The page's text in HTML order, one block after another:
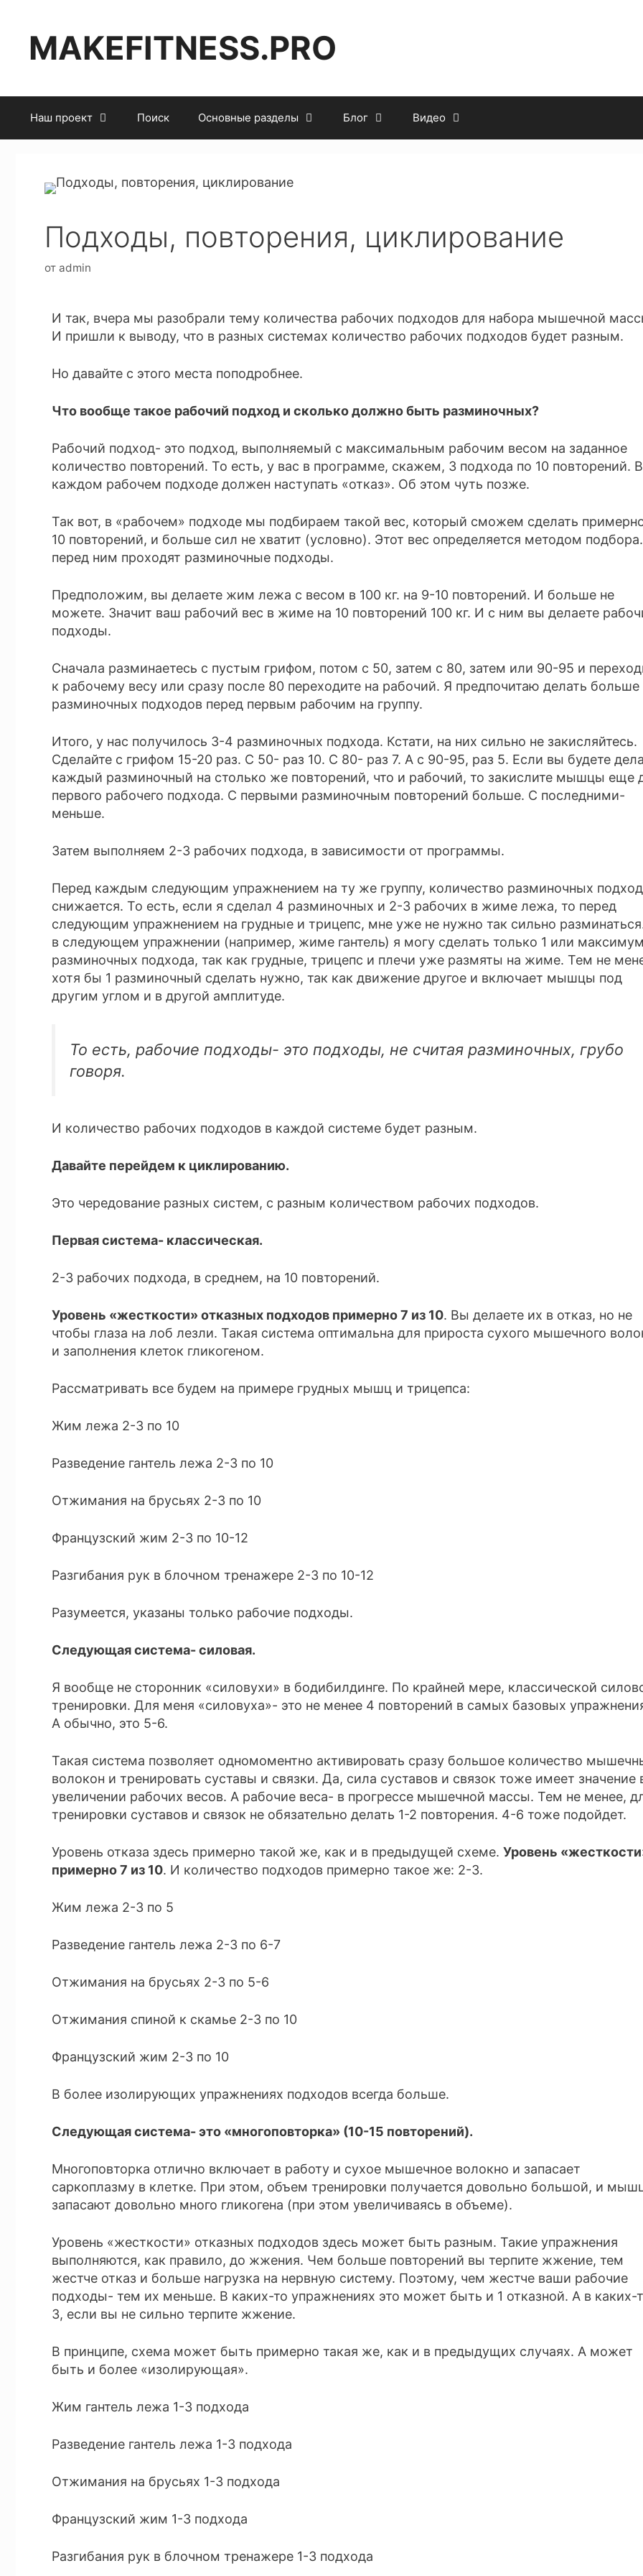
MAKEFITNESS.PRO
Наш проект Поиск Основные разделы Блог Видео
Подходы, повторения, циклирование
от admin
И так, вчера мы разобрали тему количества рабочих подходов для набора мышечной
И пришли к выводу, что в разных системах количество рабочих подходов будет разным.
Но давайте с этого места поподробнее.
Что вообще такое рабочий подход и сколько должно быть разминочных?
Рабочий подход- это подход, выполняемый с максимальным рабочим весом на заданное
количество повторений. То есть, у вас в программе, скажем, 3 подхода по 10 повторений. В
каждом рабочем подходе должен наступать «отказ». Об этом чуть позже.
Так вот, в «рабочем» подходе мы подбираем такой вес, который сможем сделать
10 повторений, и больше сил не хватит (условно). Этот вес определяется методом
перед ним проходят разминочные подходы.
Предположим, вы делаете жим лежа с весом в 100 кг. на 9-10 повторений. И больше не
можете. Значит ваш рабочий вес в жиме на 10 повторений 100 кг. И с ним вы делаете
подходы.
Сначала разминаетесь с пустым грифом, потом с 50, затем с 80, затем или 90-95 и
к рабочему весу или сразу после 80 переходите на рабочий. Я предпочитаю делать больше
разминочных подходов перед первым рабочим на группу.
Итого, у нас получилось 3-4 разминочных подхода. Кстати, на них сильно не закисляйтесь.
Сделайте с грифом 15-20 раз. С 50- раз 10. С 80- раз 7. А с 90-95, раз 5. Если вы будете
каждый разминочный на столько же повторений, что и рабочий, то закислите мышцы еще
первого рабочего подхода. С первыми разминочным повторений больше. С последними-
меньше.
Затем выполняем 2-3 рабочих подхода, в зависимости от программы.
Перед каждым следующим упражнением на ту же группу, количество разминочных
снижается. То есть, если я сделал 4 разминочных и 2-3 рабочих в жиме лежа, то перед
следующим упражнением на грудные и трицепс, мне уже не нужно так сильно
в следующем упражнении (например, жиме гантель) я могу сделать только 1 или
разминочных подхода, так как грудные, трицепс и плечи уже размяты на жиме. Тем не
хотя бы 1 разминочный сделать нужно, так как движение другое и включает мышцы под
другим углом и в другой амплитуде.
То есть, рабочие подходы- это подходы, не считая разминочных, грубо
говоря.
И количество рабочих подходов в каждой системе будет разным.
Давайте перейдем к циклированию.
Это чередование разных систем, с разным количеством рабочих подходов.
Первая система- классическая.
2-3 рабочих подхода, в среднем, на 10 повторений.
Уровень «жесткости» отказных подходов примерно 7 из 10. Вы делаете их в отказ, но не
чтобы глаза на лоб лезли. Такая система оптимальна для прироста сухого мышечного
и заполнения клеток гликогеном.
Рассматривать все будем на примере грудных мышц и трицепса:
Жим лежа 2-3 по 10
Разведение гантель лежа 2-3 по 10
Отжимания на брусьях 2-3 по 10
Французский жим 2-3 по 10-12
Разгибания рук в блочном тренажере 2-3 по 10-12
Разумеется, указаны только рабочие подходы.
Следующая система- силовая.
Я вообще не сторонник «силовухи» в бодибилдинге. По крайней мере, классической
тренировки. Для меня «силовуха»- это не менее 4 повторений в самых базовых
А обычно, это 5-6.
Такая система позволяет одномоментно активировать сразу большое количество
волокон и тренировать суставы и связки. Да, сила суставов и связок тоже имеет значение
увеличении рабочих весов. А рабочие веса- в прогрессе мышечной массы. Тем не менее,
тренировки суставов и связок не обязательно делать 1-2 повторения. 4-6 тоже подойдет.
Уровень отказа здесь примерно такой же, как и в предыдущей схеме. Уровень
примерно 7 из 10. И количество подходов примерно такое же: 2-3.
Жим лежа 2-3 по 5
Разведение гантель лежа 2-3 по 6-7
Отжимания на брусьях 2-3 по 5-6
Отжимания спиной к скамье 2-3 по 10
Французский жим 2-3 по 10
В более изолирующих упражнениях подходов всегда больше.
Следующая система- это «многоповторка» (10-15 повторений).
Многоповторка отлично включает в работу и сухое мышечное волокно и запасает
саркоплазму в клетке. При этом, объем тренировки получается довольно большой, и
запасают довольно много гликогена (при этом увеличиваясь в объеме).
Уровень «жесткости» отказных подходов здесь может быть разным. Такие упражнения
выполняются, как правило, до жжения. Чем больше повторений вы терпите жжение, тем
жестче отказ и больше нагрузка на нервную систему. Поэтому, чем жестче ваши рабочие
подходы- тем их меньше. В каких-то упражнениях это может быть и 1 отказной. А в каких-
3, если вы не сильно терпите жжение.
В принципе, схема может быть примерно такая же, как и в предыдущих случаях. А может
быть и более «изолирующая».
Жим гантель лежа 1-3 подхода
Разведение гантель лежа 1-3 подхода
Отжимания на брусьях 1-3 подхода
Французский жим 1-3 подхода
Разгибания рук в блочном тренажере 1-3 подхода